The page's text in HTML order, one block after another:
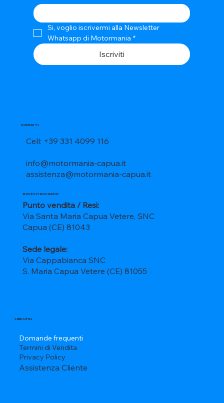
CONTATTI
Cell: +39 331 4099 116
info@motormania-capua.it
assistenza@motormania-capua.it
DOVE CI TROVIAMO?
Punto vendita / Resi:
Via Santa Maria Capua Vetere, SNC
Capua (CE) 81043
Sede legale:
Via Cappabianca SNC
S. Maria Capua Vetere (CE) 81055
LINK UTILI
Domande frequenti
Termini di Vendita
Privacy Policy
Assistenza Cliente
Si, voglio iscrivermi alla Newsletter
Whatsapp di Motormania *
Iscriviti